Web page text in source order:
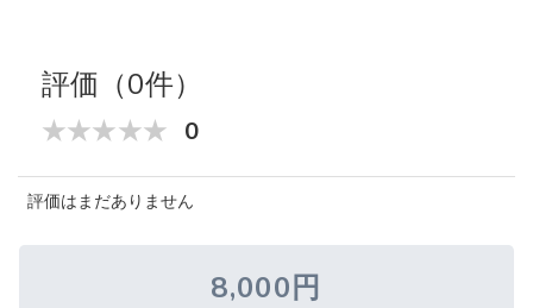
評価（0件）
0
評価はまだありません
8,000円